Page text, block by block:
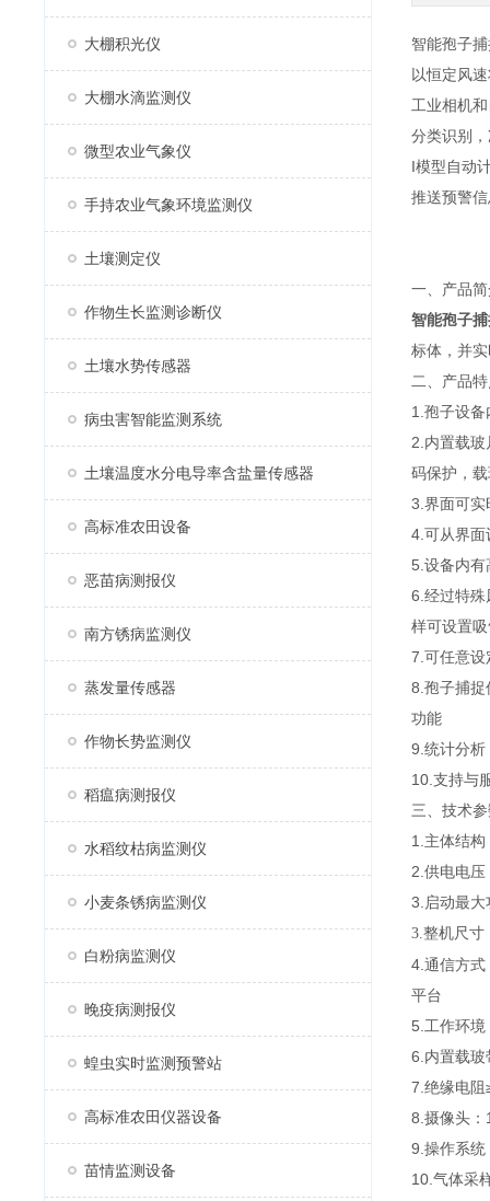
大棚积光仪
大棚水滴监测仪
微型农业气象仪
手持农业气象环境监测仪
土壤测定仪
作物生长监测诊断仪
土壤水势传感器
病虫害智能监测系统
土壤温度水分电导率含盐量传感器
高标准农田设备
恶苗病测报仪
南方锈病监测仪
蒸发量传感器
作物长势监测仪
稻瘟病测报仪
水稻纹枯病监测仪
小麦条锈病监测仪
白粉病监测仪
晚疫病测报仪
蝗虫实时监测预警站
高标准农田仪器设备
苗情监测设备
智能孢子
以恒定风
工业相机
分类识别
I模型自动
推送预警
一、产品
智能孢子
标体，并
二、产品
1.孢子设
2.内置载
码保护，
3.界面可实
4.可从界面
5.设备内有
6.经过特殊
样可设置
7.可任意设
8.孢子捕捉
功能
9.统计分析
10.支持与
三、技术
1.主体结
2.供电电
3.启动最大
3.整机尺寸
4.通信方式
平台
5.工作环
6.内置载玻
7.绝缘电
8.摄像头
9.操作系统
10.气体采